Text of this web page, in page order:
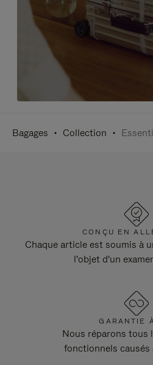
Bagages Collection
CONÇU EN
Chaque article est soumis à
l'objet d'un
GARANTIE
Nous réparons tous
fonctionnels causés